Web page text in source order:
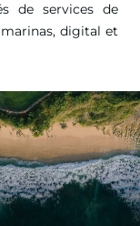
de services de
digital et